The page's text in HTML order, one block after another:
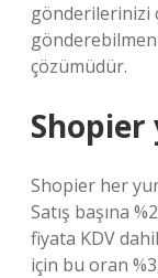
gönderilerinizi
çözümüdür.
Shopier
Shopier her
Satış başına
fiyata KDV
için bu oran